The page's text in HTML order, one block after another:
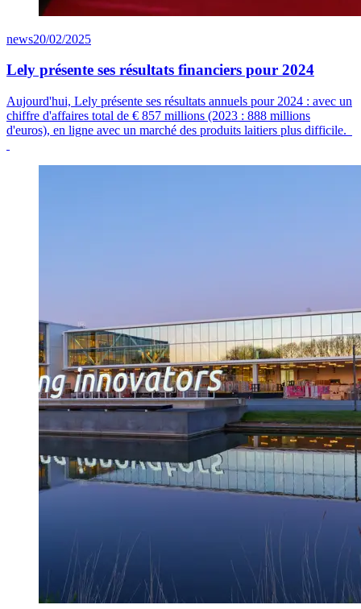
news20/02/2025
Lely présente ses résultats financiers pour 2024
Aujourd'hui, Lely présente ses résultats annuels pour 2024 : avec un
chiffre d'affaires total de € 857 millions (2023 : 888 millions
d'euros), en ligne avec un marché des produits laitiers plus difficile.